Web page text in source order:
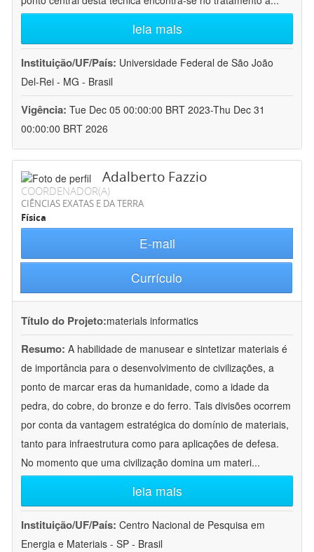
leia mais
Instituição/UF/País: Universidade Federal de São João
Del-Rei - MG - Brasil
Vigência: Tue Dec 05 00:00:00 BRT 2023-Thu Dec 31
00:00:00 BRT 2026
Adalberto Fazzio
COORDENADOR(A)
CIÊNCIAS EXATAS E DA TERRA
Física
E-mail
Currículo
Título do Projeto:materials informatics
Resumo: A habilidade de manusear e sintetizar materiais é
de importância para o desenvolvimento de civilizações, a
ponto de marcar eras da humanidade, como a idade da
pedra, do cobre, do bronze e do ferro. Tais divisões ocorrem
por conta da vantagem estratégica do domínio de materiais,
tanto para infraestrutura como para aplicações de defesa.
No momento que uma civilização domina um materi...
leia mais
Instituição/UF/País: Centro Nacional de Pesquisa em
Energia e Materiais - SP - Brasil